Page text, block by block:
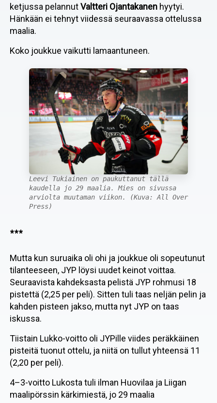
ketjussa pelannutValtteri Ojantakanen hyytyi.
Hänkään ei tehnyt viidessä seuraavassa ottelussa
maalia.
Koko joukkue vaikutti lamaantuneen.
Leevi Tukiainen on paukuttanut tällä
kaudella jo 29 maalia. Mies on sivussa
arviolta muutaman viikon. (Kuva: All Over
Press)
***
Mutta kun suruaika oli ohi ja joukkue oli sopeutunut
tilanteeseen, JYP löysi uudet keinot voittaa.
Seuraavista kahdeksasta pelistä JYP rohmusi 18
pistettä (2,25 per peli). Sitten tuli taas neljän pelin ja
kahden pisteen jakso, mutta nyt JYP on taas
iskussa.
Tiistain Lukko-voitto oli JYPille viides peräkkäinen
pisteitä tuonut ottelu, ja niitä on tullut yhteensä 11
(2,20 per peli).
4–3-voitto Lukosta tuli ilman Huovilaa ja Liigan
maalipörssin kärkimiestä, jo 29 maalia